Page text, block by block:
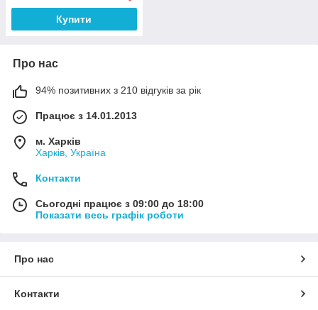
Купити
Про нас
94% позитивних з 210 відгуків за рік
Працює з 14.01.2013
м. Харків
Харків, Україна
Контакти
Сьогодні працює з 09:00 до 18:00
Показати весь графік роботи
Про нас
Контакти